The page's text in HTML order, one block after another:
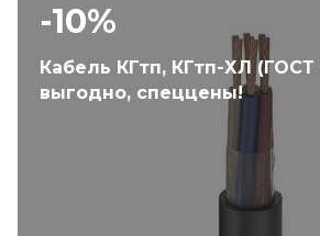
-10%
Кабель КГтп, КГтп-ХЛ (ГОСТ
выгодно, спеццены!